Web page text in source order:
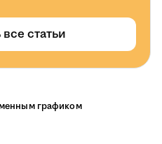
статьи
графиком